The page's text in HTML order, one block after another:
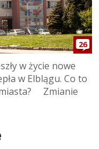
26
w życie nowe
w Elblągu. Co to
miasta? Zmianie